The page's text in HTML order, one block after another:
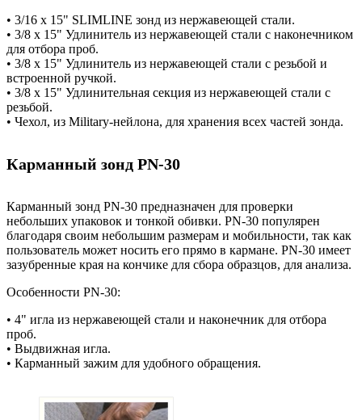
• 3/16 x 15" SLIMLINE зонд из нержавеющей стали.
• 3/8 x 15" Удлинитель из нержавеющей стали с наконечником
для отбора проб.
• 3/8 x 15" Удлинитель из нержавеющей стали с резьбой и
встроенной ручкой.
• 3/8 x 15" Удлинительная секция из нержавеющей стали с
резьбой.
• Чехол, из Military-нейлона, для хранения всех частей зонда.
Карманный зонд PN-30
Карманный зонд PN-30 предназначен для проверки
небольших упаковок и тонкой обивки. PN-30 популярен
благодаря своим небольшим размерам и мобильности, так как
пользователь может носить его прямо в кармане. PN-30 имеет
зазубренные края на кончике для сбора образцов, для анализа.
Особенности PN-30:
• 4" игла из нержавеющей стали и наконечник для отбора
проб.
• Выдвижная игла.
• Карманный зажим для удобного обращения.